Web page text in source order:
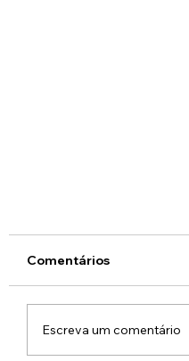
Comentários
Escreva um comentário